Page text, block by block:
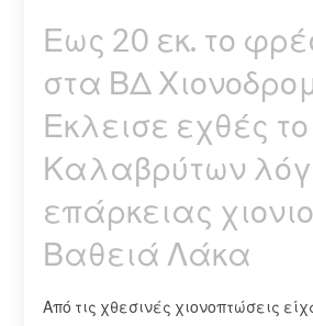
Εως 20 εκ. το
στα ΒΔ
Εκλεισε εχθές
Καλαβρύτων
επάρκειας
Βαθειά Λάκα
Από τις χθεσινές χιονοπτώσεις